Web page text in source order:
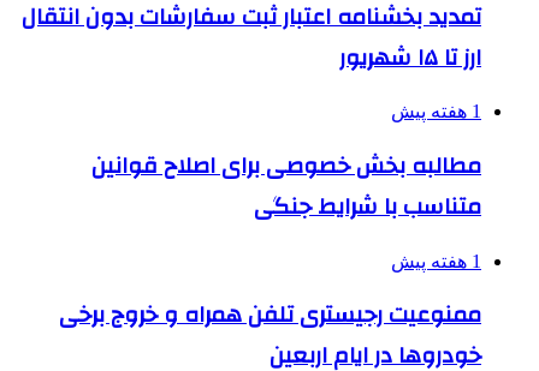
تمدید بخشنامه اعتبار ثبت سفارشات بدون انتقال
ارز تا ۱۵ شهریور
1 هفته پیش
مطالبه بخش خصوصی برای اصلاح قوانین
متناسب با شرایط جنگی
1 هفته پیش
ممنوعیت رجیستری تلفن همراه و خروج برخی
خودروها در ایام اربعین